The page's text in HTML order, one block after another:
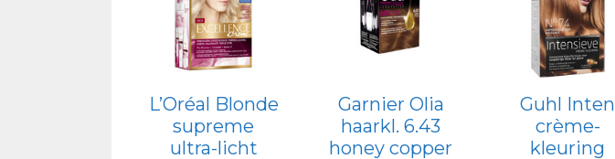
L’Oréal Blonde
supreme
ultra-licht
Garnier Olia
haarkl. 6.43
honey copper
Guhl Inten
crème-
kleuring